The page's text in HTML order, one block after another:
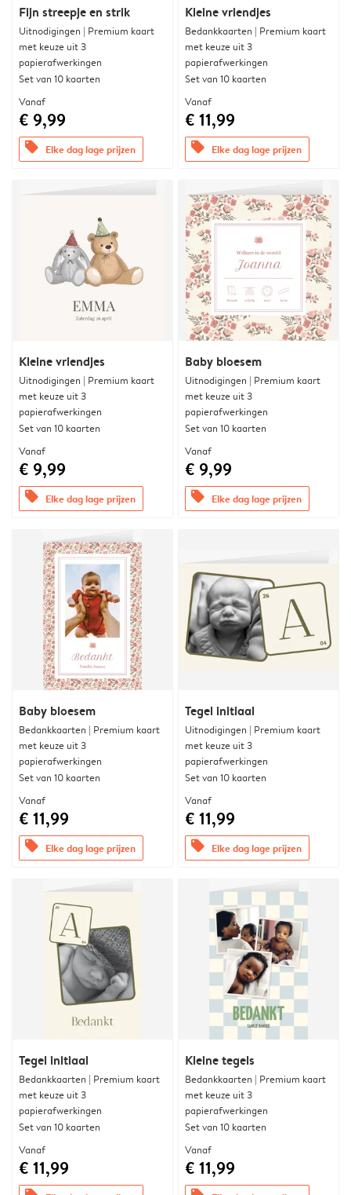
Fijn streepje en strik
Uitnodigingen | Premium kaart
met keuze uit 3
papierafwerkingen
Set van 10 kaarten
Vanaf
€ 9,99
offers Elke dag lage prijzen
Kleine vriendjes
Bedankkaarten | Premium kaart
met keuze uit 3
papierafwerkingen
Set van 10 kaarten
Vanaf
€ 11,99
offers Elke dag lage prijzen
Kleine vriendjes
Uitnodigingen | Premium kaart
met keuze uit 3
papierafwerkingen
Set van 10 kaarten
Vanaf
€ 9,99
offers Elke dag lage prijzen
Baby bloesem
Uitnodigingen | Premium kaart
met keuze uit 3
papierafwerkingen
Set van 10 kaarten
Vanaf
€ 9,99
offers Elke dag lage prijzen
Baby bloesem
Bedankkaarten | Premium kaart
met keuze uit 3
papierafwerkingen
Set van 10 kaarten
Vanaf
€ 11,99
offers Elke dag lage prijzen
Tegel initiaal
Uitnodigingen | Premium kaart
met keuze uit 3
papierafwerkingen
Set van 10 kaarten
Vanaf
€ 11,99
offers Elke dag lage prijzen
Tegel initiaal
Bedankkaarten | Premium kaart
met keuze uit 3
papierafwerkingen
Set van 10 kaarten
Vanaf
€ 11,99
Kleine tegels
Bedankkaarten | Premium kaart
met keuze uit 3
papierafwerkingen
Set van 10 kaarten
Vanaf
€ 11,99